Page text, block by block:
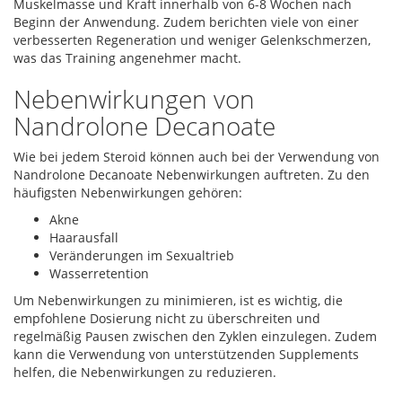
Muskelmasse und Kraft innerhalb von 6-8 Wochen nach
Beginn der Anwendung. Zudem berichten viele von einer
verbesserten Regeneration und weniger Gelenkschmerzen,
was das Training angenehmer macht.
Nebenwirkungen von
Nandrolone Decanoate
Wie bei jedem Steroid können auch bei der Verwendung von
Nandrolone Decanoate Nebenwirkungen auftreten. Zu den
häufigsten Nebenwirkungen gehören:
Akne
Haarausfall
Veränderungen im Sexualtrieb
Wasserretention
Um Nebenwirkungen zu minimieren, ist es wichtig, die
empfohlene Dosierung nicht zu überschreiten und
regelmäßig Pausen zwischen den Zyklen einzulegen. Zudem
kann die Verwendung von unterstützenden Supplements
helfen, die Nebenwirkungen zu reduzieren.